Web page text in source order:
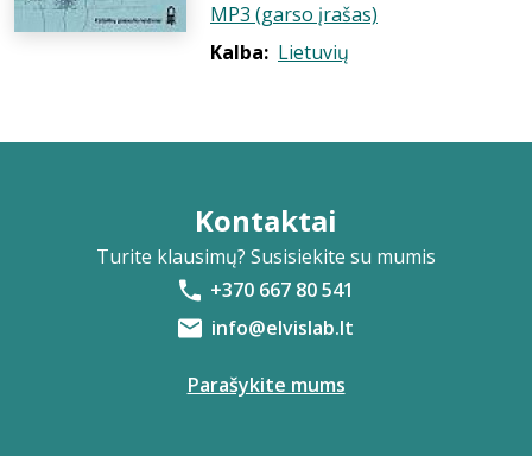
MP3 (garso įrašas)
Kalba: Lietuvių
Kontaktai
Turite klausimų? Susisiekite su mumis
+370 667 80 541
info@elvislab.lt
Parašykite mums